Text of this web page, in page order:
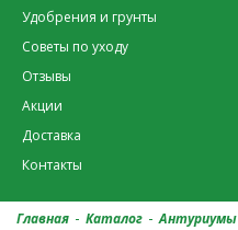
Удобрения и грунты
Советы по уходу
Отзывы
Акции
Доставка
Контакты
Главная - Каталог - Антуриумы